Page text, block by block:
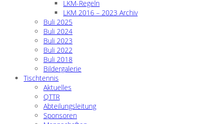
LKM-Regeln
LKM 2016 – 2023 Archiv
Buli 2025
Buli 2024
Buli 2023
Buli 2022
Buli 2018
Bildergalerie
Tischtennis
Aktuelles
QTTR
Abteilungsleitung
Sponsoren